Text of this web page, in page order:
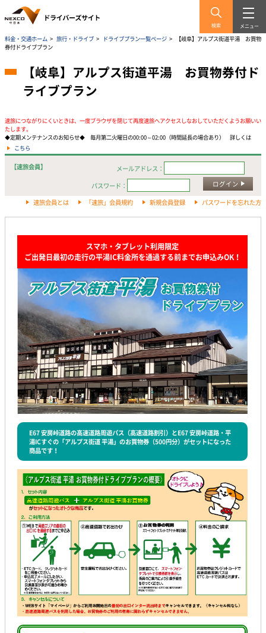
検索 メニュー
料金・交通ホーム > 旅行・ドライブ > ドライブプラン一覧ページ >
【岐阜】アルプス街道平湯 お買物
券付ドライブプラン
【岐阜】アルプス街道平湯 お買物券付ド
ライブプラン
速旅につながりにくいときは、一度ブラウザを閉じて再度速旅へアクセスしなおしていただくようお願いい
たします。
◆定期メンテナンスのお知らせ◆ 毎月第二火曜日の00:00～02:00（時間延長の場合あり） 詳しくは
こちら
【速旅会員】
メールアドレス：
パスワード：
ログイン
速旅会員とは 「速旅」会員規約 新規会員登録 パスワードを忘れた方
スマホ・タブレット利用限定
ご出発日最初の走行の平湯IC料金所を通過する前までお申込みOK！
E67 安房峠道路の高速道路周遊パス（高速道路割引）とE67 安房峠道路・平
湯ICすぐの「アルプス街道 平湯」のお買物券（500円分）がセットになった
商品です！